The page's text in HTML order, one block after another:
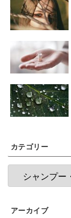
カテゴリー
アーカイブ